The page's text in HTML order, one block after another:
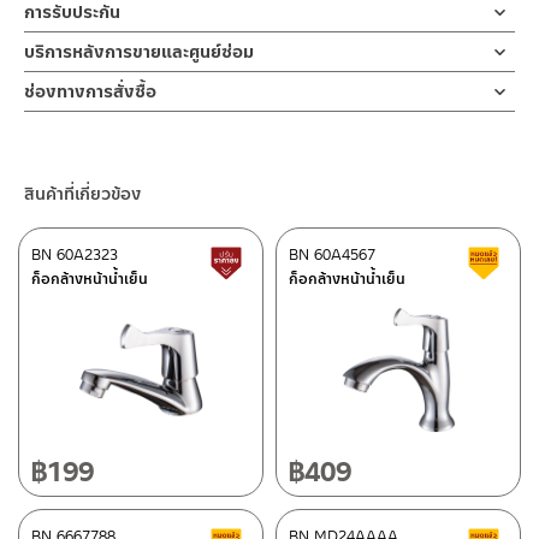
ให้ปากก๊อกทำองศาการปล่อยได้อย่างเหมาะสม สะดวกในการชำระล้าง
การเปิดน้ำออกแบบมือจับเป็นก้านปัด ทำให้สะดวกในการเปิด-ปิด การ
ติดตั้งก็ง่ายด้วยตัวล็อกฐานก็อกที่แข็งแรงทนทาน ใช้เพียงมือหมุนล็อค
เพื่อเป็นการยืนยันความคงทนของวาล์วน้ำ จึงกล้ารับประกัน 10 ปี เต็ม
สำหรับการติดตั้งใหม่ ให้ไล่ฝุ่น เศษทราย เศษท่อ ออกจากท่อน้ำก่อนติด
ตั้งสินค้า โดยปล่อยน้ำให้ไหลออกจากท่อนาน 1 นาที เพื่อให้แรงน้ำพัด
พาเศษละอองต่างๆ ออกจากท่อน้ำ มิเช่นนั้นสิ่งสกปรกจะเข้าไปภายใน
สินค้าและสร้างความเสียหายได้ หากตรวจพบเศษละอองต่างๆในสินค้า
จะไม่อยู่ในเงื่อนไขการรับประกัน
1. ไม่ทำสินค้าให้เกิดความเสียหายอื่น ๆ นอกจากการใช้งานปกติ เช่นไม่
ทำตก ไม่งัดหรือโยกสินค้าแรงๆ
2. ทำความสะอาดสินค้าโดยการใช้ผ้านุ่มๆชุบน้ำหมาดๆแล้วเช็ดให้แห้ง
3. ห้ามใช้สารเคมีที่มีฤทธิ์เป็นกรด ในการทำความสะอาด เนื่องจากผิว
บนตัวสินค้า ซึ่งจะสร้างความเสียหายให้เกิดขึ้นกับผิวของสินค้าได้
การรับประกัน
รับประกันไส้วาล์ว ไม่รั่วซึม 10 ปี
บริการหลังการขายและศูนย์ซ่อม
ช่องทางออนไลน์
– Email: contact@charnpaiboon.com
ศูนย์บริการและอะไหล่ กรุงเทพฯ
662/61-62 ถนน พระราม3 แขวงบางโพงพาง เขตยานนาวา กรุงเทพฯ
โทร: 02-358-0080 / 080-075-8668 / 091-545-0556
ช่องทางการสั่งซื้อ
– Shopee
–Lazada
–ซื้อสินค้าชิ้นนี้บน Shopee>> คลิกที่นี่<<
ติดต่อพนักงานขาย / Contact Sales Staff
โทร: 02-285-5795
@charnpaiboon.sales
สินค้าที่เกี่ยวข้อง
ก็อกล้างหน้าน้ำเย็น
BN 60A2323 สินค้าปรับราคาลดลง
฿199
ก็อกล้างหน้าน้ำเย็น
BN 60A4567
฿409